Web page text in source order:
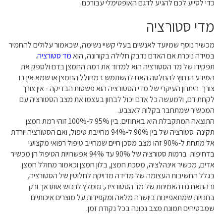
כדי לסייע לכם להגיע לדגם האופטימלי עבורכם.
מדי סטורציה
מכשיר נוסף שמיועד לאנשים בעלי קשיי נשימה, שכאמור עלולים להחמיר
במידה ניכרת אם האדם נדבק חלילה בקורונה, הואמד סטורציה.
תפקידו של מד הסטורציה הוא למדוד את רמת החמצן בדם ולספק את
המידע הנחוץ להחלטה האם להשתמש במחולל החמצן או שמא אין בו
צורך. היתרון העיקרי של מדי הסטורציה הוא פשטות הבדיקה - אין צורך
לקחת דם, ולמעשה כל אדם יכול לבחון בעצמו את מצב הסטורציה עם
המכשיר שמתחבר בקלות לאצבע.
התוצאה המתקבלת היא באחוזים. בין 95% ל-100% זוהי רמת חמצן
תקינה. סטורציה של בין 90% ל-94% מחייבת טיפול, ואם הסטורציה יורדת
אל מתחת ל-90% זהו מצב מסכן חיים שמחייב טיפול רפואי מקצועי
בדחיפות. ברמות סטורציה של 90% עד 94% אפשרויות הטיפול הן מכשיר
אדים, מכשיר אינהלציה, מסכת חמצן, בלון חמצן וכאמור מחולל חמצן.
בגלל החשיבות העצומה של מדידה מדויקת לחלוטין של הסטורציה,
ובהתאם גם האמינות של מד הסטורציה, מומלץ לרכוש אותו אך ורק
בחנויות שמתאפיינות ביושרה מלאה ומקפידות על מוצרים איכותיים
שמבטיחים תמונת מצב נכונה בכל נקודת זמן.